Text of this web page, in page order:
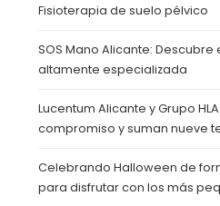
Fisioterapia de suelo pélvico
SOS Mano Alicante:
altamente especializada
Lucentum Alicante y Grupo
compromiso y suman nueve
Celebrando Halloween de
para disfrutar con los más